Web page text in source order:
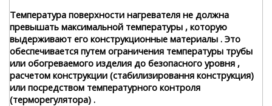
Температура поверхности нагревателя не должна
превышать максимальной температуры , которую
выдерживают его конструкционные материалы . Это
обеспечивается путем ограничения температуры трубы
или обогреваемого изделия до безопасного уровня ,
расчетом конструкции (стабилизировання конструкция)
или посредством температурного контроля
(терморегулятора) .